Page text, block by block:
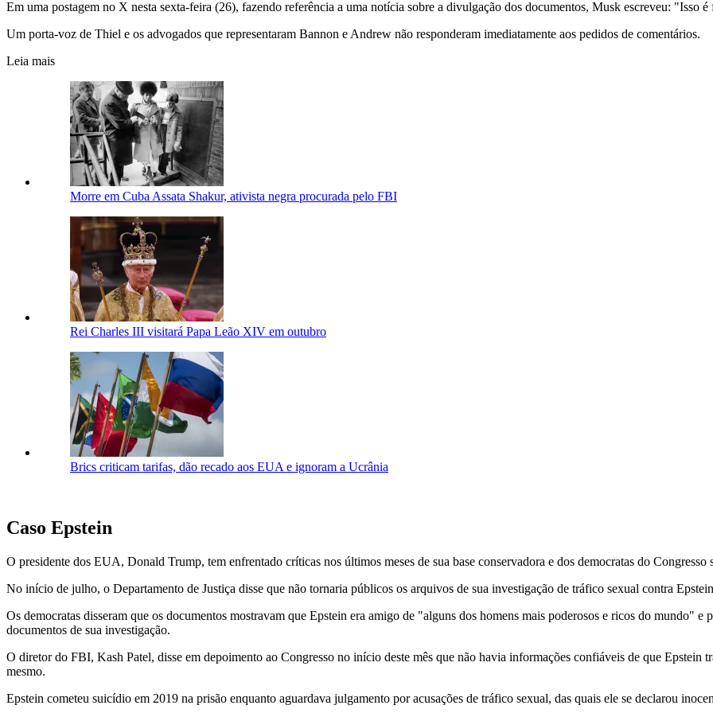
Em uma postagem no X nesta sexta-feira (26), fazendo referência a uma notícia sobre a divulgação dos documentos, Musk escreveu: "Isso é
Um porta-voz de Thiel e os advogados que representaram Bannon e Andrew não responderam imediatamente aos pedidos de comentários.
Leia mais
Morre em Cuba Assata Shakur, ativista negra procurada pelo FBI
Rei Charles III visitará Papa Leão XIV em outubro
Brics criticam tarifas, dão recado aos EUA e ignoram a Ucrânia
Caso Epstein
O presidente dos EUA, Donald Trump, tem enfrentado críticas nos últimos meses de sua base conservadora e dos democratas do
No início de julho, o Departamento de Justiça disse que não tornaria públicos os arquivos de sua investigação de tráfico sexual contra
Os democratas disseram que os documentos mostravam que Epstein era amigo de "alguns dos homens mais poderosos e ricos do mundo" e
documentos de sua investigação.
O diretor do FBI, Kash Patel, disse em depoimento ao Congresso no início deste mês que não havia informações confiáveis ​​de que Epstein
mesmo.
Epstein cometeu suicídio em 2019 na prisão enquanto aguardava julgamento por acusações de tráfico sexual, das quais ele se declarou